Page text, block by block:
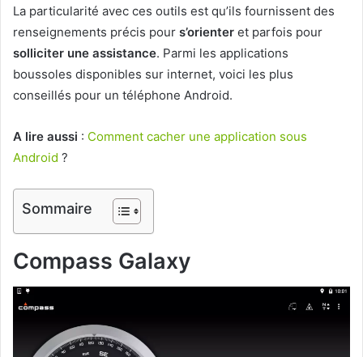
La particularité avec ces outils est qu’ils fournissent des
renseignements précis pour s’orienter et parfois pour
solliciter une assistance. Parmi les applications
boussoles disponibles sur internet, voici les plus
conseillés pour un téléphone Android.
A lire aussi : Comment cacher une application sous
Android ?
Sommaire
Compass Galaxy